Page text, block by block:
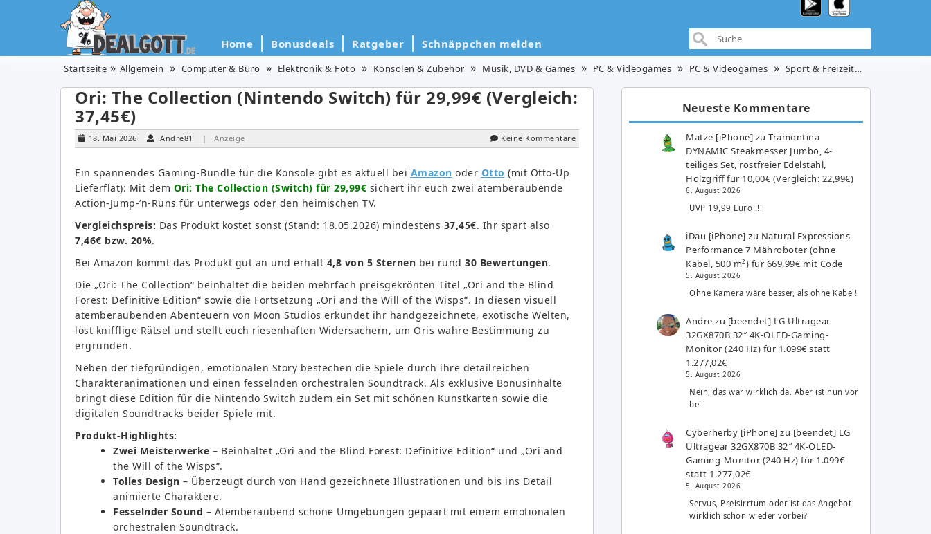
Home Bonusdeals Ratgeber Schnäppchen melden
Startseite Allgemein Computer & Büro Elektronik & Foto Konsolen & Zubehör Musik, DVD & Games PC & Videogames PC & Videogames Sport & Freizeit
Ori: The Collection (Nintendo Switch) für 29,99€ (Vergleich:
37,45€)
18. Mai 2026 Andre81 | Anzeige Keine Kommentare
Ein spannendes Gaming-Bundle für die Konsole gibt es aktuell bei Amazon oder Otto (mit Otto-Up
Lieferflat): Mit dem Ori: The Collection (Switch) für 29,99€ sichert ihr euch zwei atemberaubende
Action-Jump-’n-Runs für unterwegs oder den heimischen TV.
Vergleichspreis: Das Produkt kostet sonst (Stand: 18.05.2026) mindestens 37,45€. Ihr spart also
7,46€ bzw. 20%.
Bei Amazon kommt das Produkt gut an und erhält 4,8 von 5 Sternen bei rund 30 Bewertungen.
Die „Ori: The Collection“ beinhaltet die beiden mehrfach preisgekrönten Titel „Ori and the Blind
Forest: Definitive Edition“ sowie die Fortsetzung „Ori and the Will of the Wisps“. In diesen visuell
atemberaubenden Abenteuern von Moon Studios erkundet ihr handgezeichnete, exotische Welten,
löst knifflige Rätsel und stellt euch riesenhaften Widersachern, um Oris wahre Bestimmung zu
ergründen.
Neben der tiefgründigen, emotionalen Story bestechen die Spiele durch ihre detailreichen
Charakteranimationen und einen fesselnden orchestralen Soundtrack. Als exklusive Bonusinhalte
bringt diese Edition für die Nintendo Switch zudem ein Set mit schönen Kunstkarten sowie die
digitalen Soundtracks beider Spiele mit.
Produkt-Highlights:
Zwei Meisterwerke – Beinhaltet „Ori and the Blind Forest: Definitive Edition“ und „Ori and
the Will of the Wisps“.
Tolles Design – Überzeugt durch von Hand gezeichnete Illustrationen und bis ins Detail
animierte Charaktere.
Fesselnder Sound – Atemberaubend schöne Umgebungen gepaart mit einem emotionalen
orchestralen Soundtrack.
Neueste Kommentare
Matze [iPhone] zuTramontina
DYNAMIC Steakmesser Jumbo, 4-
teiliges Set, rostfreier Edelstahl,
Holzgriff für 10,00€ (Vergleich: 22,99€)
6. August 2026
UVP 19,99 Euro !!!
iDau [iPhone] zu Natural Expressions
Performance 7 Mähroboter (ohne
Kabel, 500 m²) für 669,99€ mit Code
5. August 2026
Ohne Kamera wäre besser, als ohne Kabel!
Andre zu [beendet] LG Ultragear
32GX870B 32″ 4K-OLED-Gaming-
Monitor (240 Hz) für 1.099€ statt
1.277,02€
5. August 2026
Nein, das war wirklich da. Aber ist nun vor
bei
Cyberherby [iPhone] zu [beendet] LG
Ultragear 32GX870B 32″ 4K-OLED-
Gaming-Monitor (240 Hz) für 1.099€
statt 1.277,02€
5. August 2026
Servus, Preisirrtum oder ist das Angebot
wirklich schon wieder vorbei?